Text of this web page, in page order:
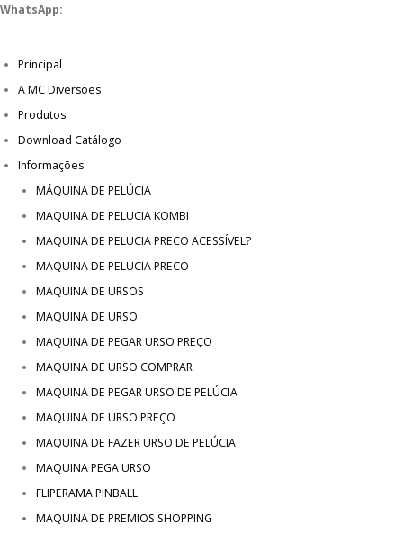
WhatsApp:
Principal
A MC Diversões
Produtos
Download Catálogo
Informações
MÁQUINA DE PELÚCIA
MAQUINA DE PELUCIA KOMBI
MAQUINA DE PELUCIA PRECO ACESSÍVEL?
MAQUINA DE PELUCIA PRECO
MAQUINA DE URSOS
MAQUINA DE URSO
MAQUINA DE PEGAR URSO PREÇO
MAQUINA DE URSO COMPRAR
MAQUINA DE PEGAR URSO DE PELÚCIA
MAQUINA DE URSO PREÇO
MAQUINA DE FAZER URSO DE PELÚCIA
MAQUINA PEGA URSO
FLIPERAMA PINBALL
MAQUINA DE PREMIOS SHOPPING